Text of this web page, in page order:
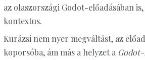
az olaszországi Godot-előadásában
kontextus.
Kurázsi nem nyer megváltást, az
koporsóba, ám más a helyzet a